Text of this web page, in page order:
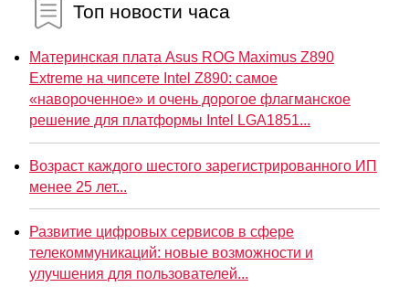
Топ новости часа
Материнская плата Asus ROG Maximus Z890
Extreme на чипсете Intel Z890: самое
«навороченное» и очень дорогое флагманское
решение для платформы Intel LGA1851...
Возраст каждого шестого зарегистрированного ИП
менее 25 лет...
Развитие цифровых сервисов в сфере
телекоммуникаций: новые возможности и
улучшения для пользователей...